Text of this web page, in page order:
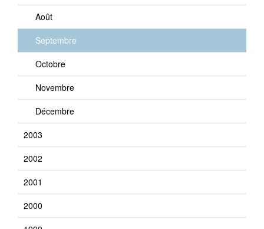
Août
Septembre
Octobre
Novembre
Décembre
2003
2002
2001
2000